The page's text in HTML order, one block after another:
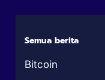
Semua berita
Bitcoin